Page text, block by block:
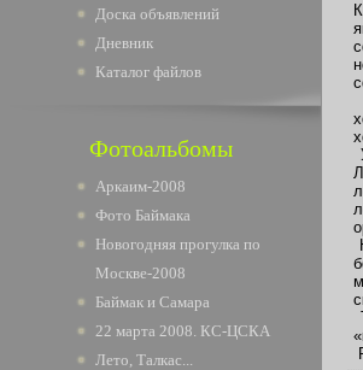
Доска объявлений
Дневник
Каталог файлов
Фотоальбомы
Аркаим-2008
Фото Баймака
Новогодняя прогулка по
Москве-2008
Баймак и Самара
22 марта 2008. КС-ЦСКА
Лето, Талкас...